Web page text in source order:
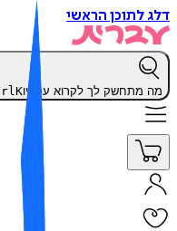
לתוכן הראשי
מתחשק לך לקרוא עכשיו Ctrl K